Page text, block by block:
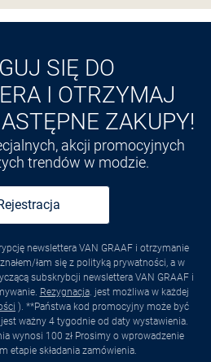
VANGRAAF
SIĘ DO
I OTRZYMAJ
ZAKUPY!
akcji promocyjnych
trendów w modzie.
newslettera VAN GRAAF i otrzymanie
łam się z polityką prywatności, a w
subskrybcji newslettera VAN GRAAF i
Rezygnacja. jest możliwa w każdej
). **Państwa kod promocyjny może być
ważny 4 tygodnie od daty wystawienia.
wynosi 100 zł Prosimy o wprowadzenie
etapie składania zamówienia.